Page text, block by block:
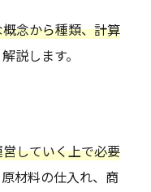
念から種類、計算
説します。
していく上で必要
材料の仕入れ、商